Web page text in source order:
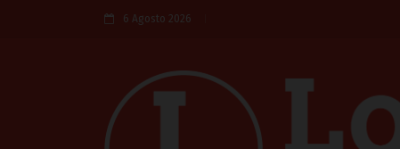
6 Agosto 2026